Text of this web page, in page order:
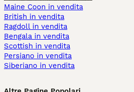
Maine Coon in vendita
British in vendita
Ragdoll in vendita
Bengala in vendita
Scottish in vendita
Persiano in vendita
Siberiano in vendita